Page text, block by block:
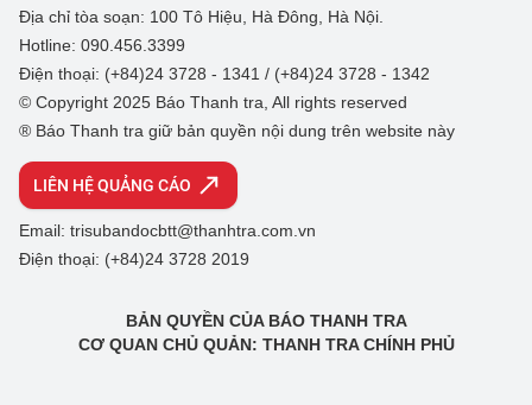
Địa chỉ tòa soạn: 100 Tô Hiệu, Hà Đông, Hà Nội.
Hotline: 090.456.3399
Điện thoại: (+84)24 3728 - 1341 / (+84)24 3728 - 1342
© Copyright 2025 Báo Thanh tra, All rights reserved
® Báo Thanh tra giữ bản quyền nội dung trên website này
LIÊN HỆ QUẢNG CÁO
Email: trisubandocbtt@thanhtra.com.vn
Điện thoại: (+84)24 3728 2019
BẢN QUYỀN CỦA BÁO THANH TRA
CƠ QUAN CHỦ QUẢN: THANH TRA CHÍNH PHỦ